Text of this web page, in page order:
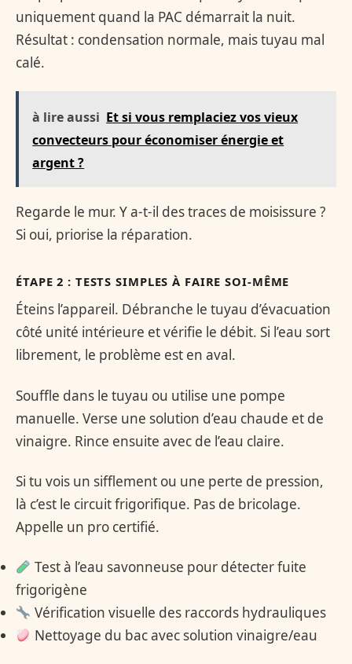
uniquement quand la PAC démarrait la nuit.
Résultat : condensation normale, mais tuyau mal
calé.
à lire aussi Et si vous remplaciez vos vieux
convecteurs pour économiser énergie et
argent ?
Regarde le mur. Y a-t-il des traces de moisissure ?
Si oui, priorise la réparation.
ÉTAPE 2 : TESTS SIMPLES À FAIRE SOI-MÊME
Éteins l’appareil. Débranche le tuyau d’évacuation
côté unité intérieure et vérifie le débit. Si l’eau sort
librement, le problème est en aval.
Souffle dans le tuyau ou utilise une pompe
manuelle. Verse une solution d’eau chaude et de
vinaigre. Rince ensuite avec de l’eau claire.
Si tu vois un sifflement ou une perte de pression,
là c’est le circuit frigorifique. Pas de bricolage.
Appelle un pro certifié.
Test à l’eau savonneuse pour détecter fuite
frigorigène
Vérification visuelle des raccords hydrauliques
Nettoyage du bac avec solution vinaigre/eau